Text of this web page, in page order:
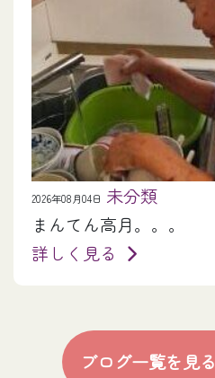
2026年08月04日 未分類
まんてん高月。。。
詳しく見る
ブログ一覧を見る